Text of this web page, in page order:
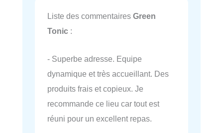
Liste des commentaires Green
Tonic :
- Superbe adresse. Equipe
dynamique et très accueillant. Des
produits frais et copieux. Je
recommande ce lieu car tout est
réuni pour un excellent repas.